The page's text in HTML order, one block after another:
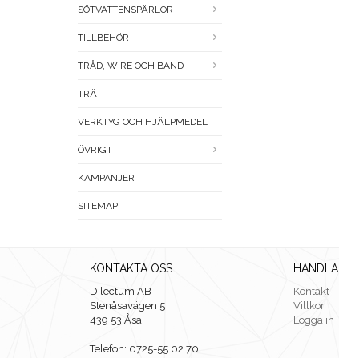
SÖTVATTENSPÄRLOR
TILLBEHÖR
TRÅD, WIRE OCH BAND
TRÄ
VERKTYG OCH HJÄLPMEDEL
ÖVRIGT
KAMPANJER
SITEMAP
KONTAKTA OSS
Dilectum AB
Stenåsavägen 5
439 53 Åsa
Telefon: 0725-55 02 70
HANDLA
Kontakt
Villkor
Logga in